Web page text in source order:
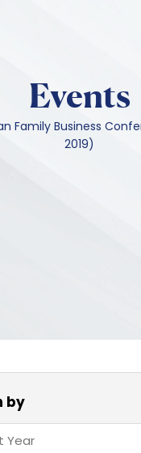
Events
Family Business
2019)
by